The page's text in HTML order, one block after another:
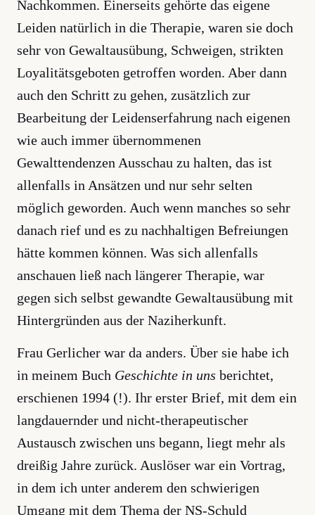
Nachkommen. Einerseits gehörte das eigene
Leiden natürlich in die Therapie, waren sie doch
sehr von Gewaltausübung, Schweigen, strikten
Loyalitätsgeboten getroffen worden. Aber dann
auch den Schritt zu gehen, zusätzlich zur
Bearbeitung der Leidenserfahrung nach eigenen
wie auch immer übernommenen
Gewalttendenzen Ausschau zu halten, das ist
allenfalls in Ansätzen und nur sehr selten
möglich geworden. Auch wenn manches so sehr
danach rief und es zu nachhaltigen Befreiungen
hätte kommen können. Was sich allenfalls
anschauen ließ nach längerer Therapie, war
gegen sich selbst gewandte Gewaltausübung mit
Hintergründen aus der Naziherkunft.
Frau Gerlicher war da anders. Über sie habe ich
in meinem Buch Geschichte in uns berichtet,
erschienen 1994 (!). Ihr erster Brief, mit dem ein
langdauernder und nicht-therapeutischer
Austausch zwischen uns begann, liegt mehr als
dreißig Jahre zurück. Auslöser war ein Vortrag,
in dem ich unter anderem den schwierigen
Umgang mit dem Thema der NS-Schuld